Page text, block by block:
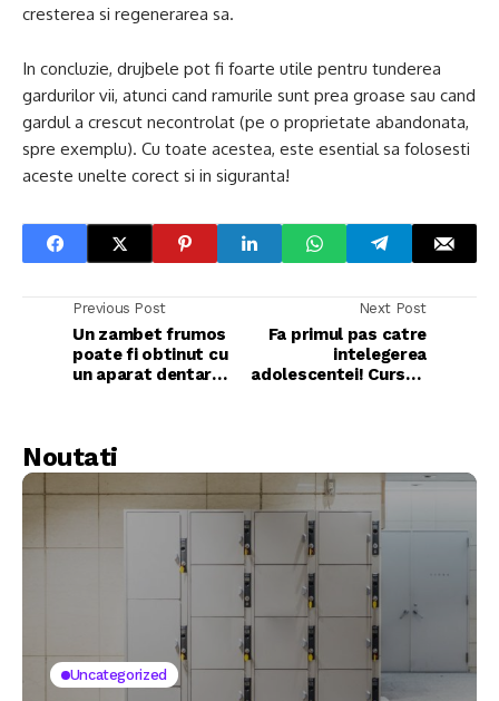
cresterea si regenerarea sa.
In concluzie, drujbele pot fi foarte utile pentru tunderea
gardurilor vii, atunci cand ramurile sunt prea groase sau cand
gardul a crescut necontrolat (pe o proprietate abandonata,
spre exemplu). Cu toate acestea, este esential sa folosesti
aceste unelte corect si in siguranta!
Previous Post
Un zambet frumos
poate fi obtinut cu
un aparat dentar
Next Post
Fa primul pas catre
intelegerea
adolescentei! Cursuri
Noutati
Uncategorized